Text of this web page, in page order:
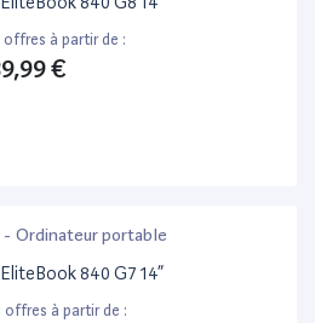
offres à partir de :
€
- Ordinateur portable
EliteBook 840 G7 14”
offres à partir de :